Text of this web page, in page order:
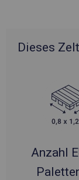
Dieses
Anzahl